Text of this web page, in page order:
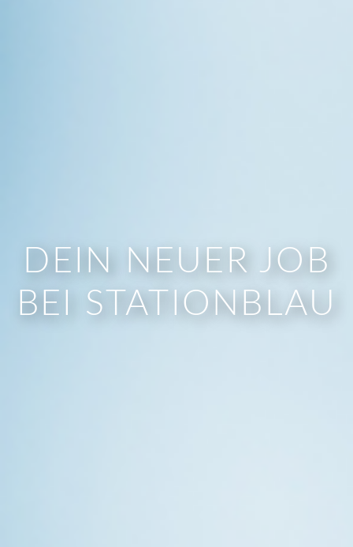
DEIN NEUER JOB
BEI STATIONBLAU